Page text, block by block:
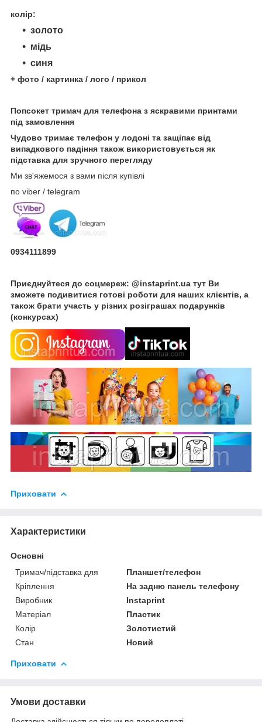
колір:
золото
мідь
синя
+ фото / картинка / лого / прикол
Попсокет тримач для телефона з яскравими принтами
під замовлення
Чудово тримає телефон у лодоні та защіпає від
випадкового падіння також використовується як
підставка для зручного перегляду
Ми зв'яжемося з вами після купівлі
по viber / telegram
0934111899
Приєднуйтеся до соцмереж: @instaprint.ua тут Ви
зможете подивитися готові роботи для наших клієнтів, а
також брати участь у різних розіграшах подарунків
(конкурсах)
Приховати
Характеристики
Основні
Тримач/підставка для
Планшет/телефон
Кріплення
На задню панель телефону
Виробник
Instaprint
Матеріал
Пластик
Колір
Золотистий
Стан
Новий
Приховати
Умови доставки